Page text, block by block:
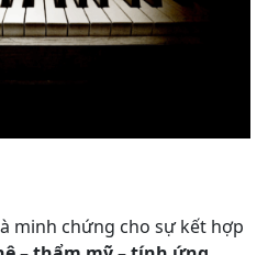
minh chứng cho sự kết hợp